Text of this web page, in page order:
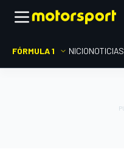
FÓRMULA 1 INICIONOTICIAS